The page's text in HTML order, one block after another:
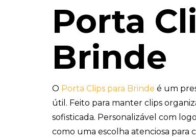
Porta
Brinde
O Porta Clips para Brinde é um
útil. Feito para manter clips
sofisticada. Personalizável com
como uma escolha atenciosa para